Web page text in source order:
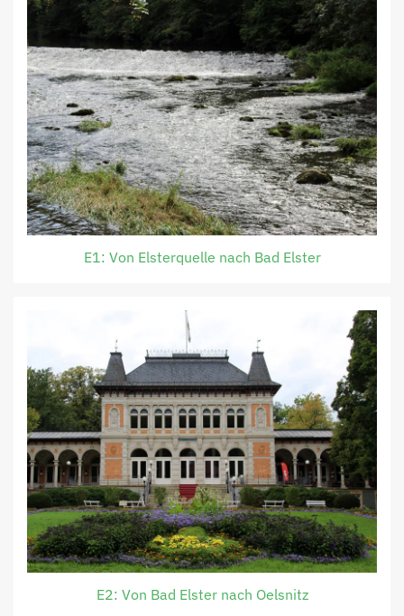
E1: Von Elsterquelle nach Bad Elster
E2: Von Bad Elster nach Oelsnitz